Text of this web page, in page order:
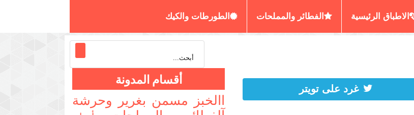
الاطباق الرئيسية الفطائر والمملحات الطورطات والكيك
غرد على تويتر
أقسام المدونة
االخبز مسمن بغرير وحرشة